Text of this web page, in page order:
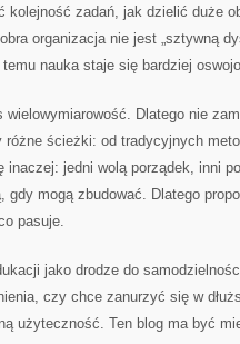
kolejność zadań, jak dzielić duże
organizacja nie jest „sztywną
nauka staje się bardziej
wielowymiarowość. Dlatego nie
ścieżki: od tradycyjnych
jedni wolą porządek, inni
gdy mogą zbudować. Dlatego
pasuje.
jako drodze do
czy chce zanurzyć się w
użyteczność. Ten blog ma być